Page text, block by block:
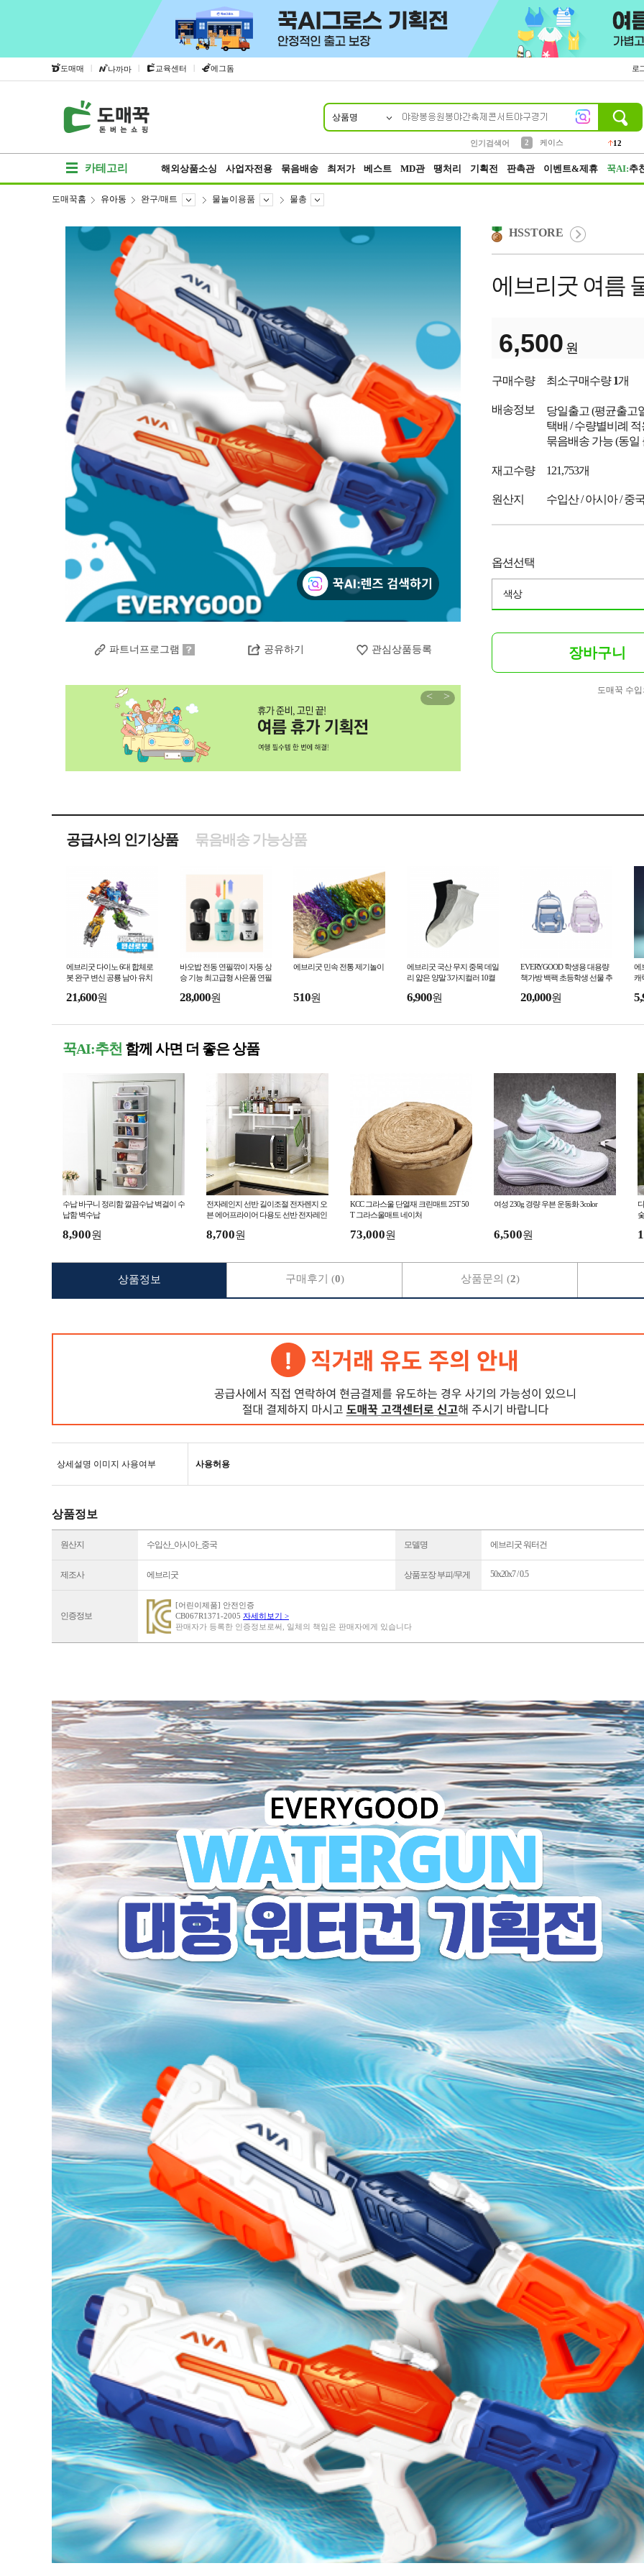
도매매 | 나까마 | 교육센터 | 에그돔 로
상품명
인기검색어
2
케이스
12
카테고리 해외상품소싱 사업자전용 묶음배송 최저가 베스트 MD관 땡처리 기획전 판촉관 이벤트&제휴 꾹AI:추
도매꾹홈 유아동 완구/매트 물놀이용품 물총
파트너프로그램 공유하기 관심상품등록
< >
HSSTORE
에브리굿 여름
6,500 원
구매수량 최소구매수량1개
배송정보 당일출고 (평균출고
택배 / 수량별비례
묶음배송 가능 (동일
재고수량 121,753개
원산지 수입산 / 아시아 / 중
옵션선택
색상
장바구니
도매꾹 수
공급사의 인기상품 묶음배송 가능상품
에브리굿 다이노 6대 합체로
봇 완구 변신 공룡 남아 유치
21,600원
바오밥 전동 연필깎이 자동 상
승 기능 최고급형 사은품 연필
28,000원
에브리굿 민속 전통 제기놀이
510원
에브리굿 국산 무지 중목 데일
리 얇은 양말 3가지컬러 10켤
6,900원
EVERYGOOD 학생용 대용량
책가방 백팩 초등학생 선물 추
20,000원
에
캐
꾹AI:추천 함께 사면 더 좋은 상품
수납 바구니 정리함 깔끔수납 벽걸이 수
납함 벽수납
8,900원
전자레인지 선반 길이조절 전자렌지 오
븐 에어프라이어 다용도 선반 전자레인
8,700원
KCC 그라스울 단열재 크린매트 25T 50
T 그라스울매트 네이처
73,000원
여성 230g 경량 우븐 운동화 3color
6,500원
상세설명 이미지 사용여부 사용허용
상품정보
원산지 수입산_아시아_중국 모델명 에브리굿 워터건
제조사 에브리굿 상품포장 부피/무게 50x20x7 / 0.5
인증정보
[어린이제품] 안전인증
CB067R1371-2005 자세히보기 >
판매자가 등록한 인증정보로써, 일체의 책임은 판매자에게 있습니다
상품정보 구매후기 (0) 상품문의 (2)